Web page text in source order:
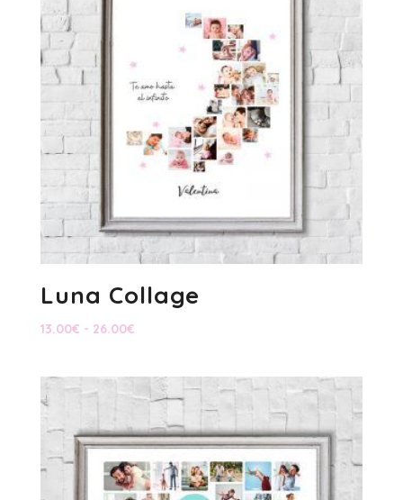
Luna Collage
13.00€ - 26.00€Rango
desde
hasta
26.00€